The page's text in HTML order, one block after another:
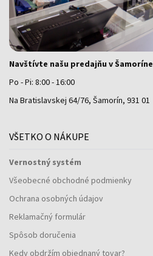
Navštívte našu predajňu v Šamoríne
Po - Pi: 8:00 - 16:00
Na Bratislavskej 64/76, Šamorín, 931 01
VŠETKO O NÁKUPE
Vernostný systém
Všeobecné obchodné podmienky
Ochrana osobných údajov
Reklamačný formulár
Spôsob doručenia
Kedy obdržím objednaný tovar?